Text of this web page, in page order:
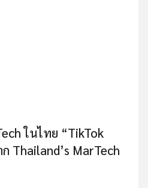
ในไทย “TikTok
Thailand’s MarTech